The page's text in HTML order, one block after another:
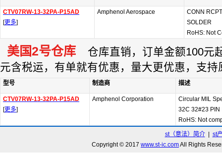
CTV07RW-13-32PA-P15AD
[更多]
Amphenol Aerospace
CONN
SOLDER
RoHS: Not
美国2号仓库 仓库直销，订单金额100元
元含税运，有单就有优惠，量大更优惠，支持
型号 制造商 描述
CTV07RW-13-32PA-P15AD
[更多]
Amphenol Corporation
Circular MIL
32C 32#23 PIN
RoHS: Not
st（意法）简介| st
Copyright © 2017 www.st-ic.comAll Rights